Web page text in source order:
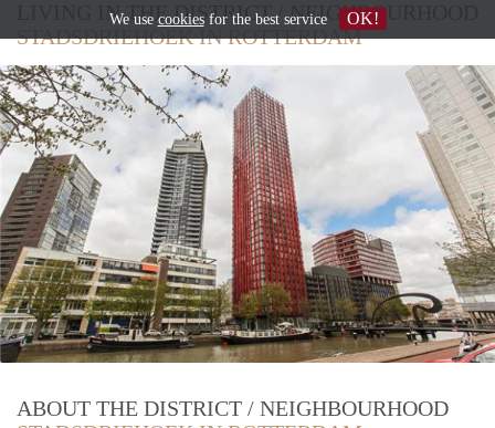
LIVING IN THE DISTRICT / NEIGHBOURHOOD
STADSDRIEHOEK IN ROTTERDAM
ABOUT THE DISTRICT / NEIGHBOURHOOD
We use cookiesfor the best service OK!